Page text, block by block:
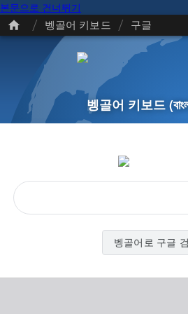
본문으로 건너뛰기
/ 벵골어 키보드 / 구글
벵골어 키보드
벵골어로 구글